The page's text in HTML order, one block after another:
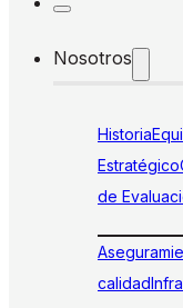
Nosotros
Historia
Estratégico
de
calidad